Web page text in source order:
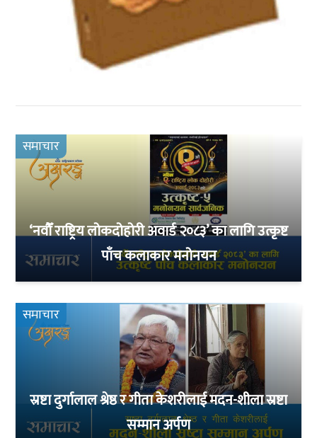
समाचार
‘नवौँ राष्ट्रिय लोकदोहोरी अवार्ड २०८३’ का लागि उत्कृष्ट
पाँच कलाकार मनोनयन
समाचार
स्रष्टा दुर्गालाल श्रेष्ठ र गीता केशरीलाई मदन-शीला स्रष्टा
सम्मान अर्पण